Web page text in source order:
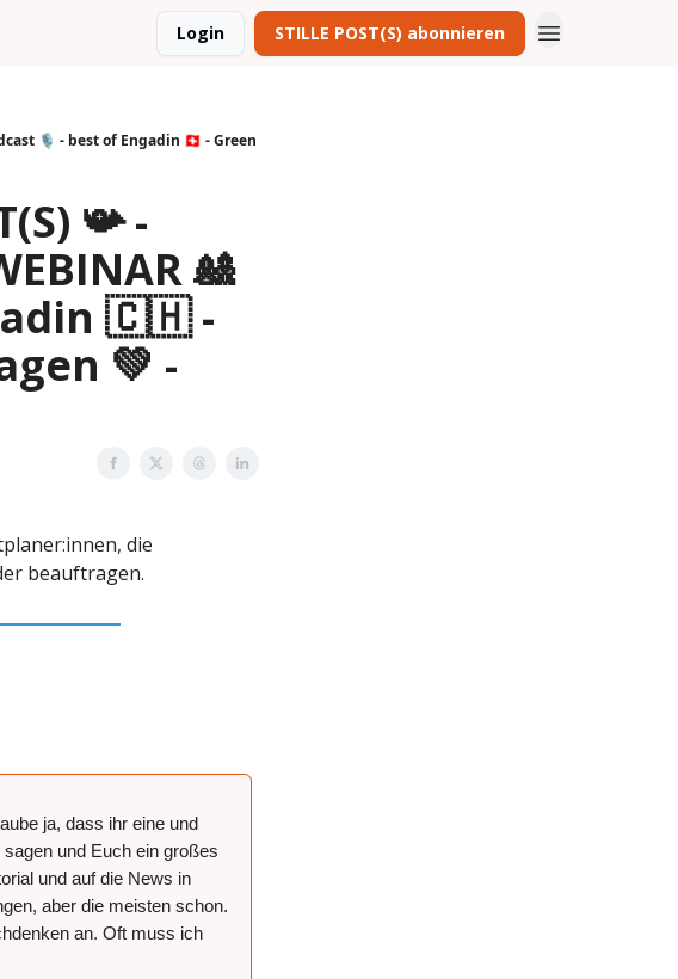
Login STILLE POST(S) abonnieren
🎙 - best of Engadin 🇨🇭 - Green
📯 -
🎎
🇨🇭 -
💚 -
die
beauftragen.
ja, dass ihr eine und
und Euch ein großes
und auf die News in
aber die meisten schon.
an. Oft muss ich